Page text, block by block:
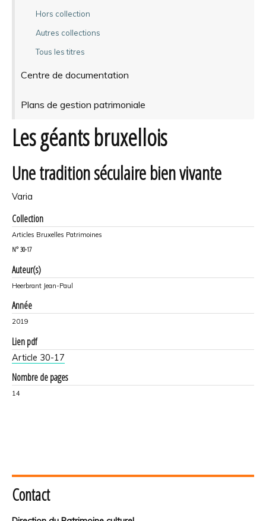
Hors collection
Autres collections
Tous les titres
Centre de documentation
Plans de gestion patrimoniale
Les géants bruxellois
Une tradition séculaire bien vivante
Varia
Collection
Articles Bruxelles Patrimoines
N° 30-17
Auteur(s)
Heerbrant Jean-Paul
Année
2019
Lien pdf
Article 30-17
Nombre de pages
14
Contact